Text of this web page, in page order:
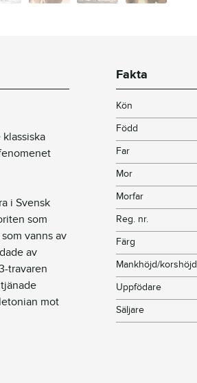
i Svensk
som
vanns av
av
travaren
mot
Fakta
Kön
Född
Far
Mor
Morfar
Reg. nr.
Färg
Mankhöjd/korshöjd
Uppfödare
Säljare